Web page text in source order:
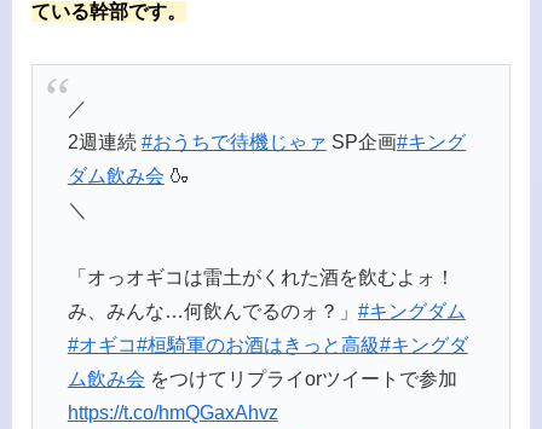
ている幹部です。
／
2週連続 #おうちで待機じゃァ SP企画#キング
ダム飲み会 🍶
＼
「オっオギコは雷土がくれた酒を飲むよォ！
み、みんな…何飲んでるのォ？」 #キングダム
#オギコ#桓騎軍のお酒はきっと高級#キングダ
ム飲み会 をつけてリプライorツイートで参加
https://t.co/hmQGaxAhvz